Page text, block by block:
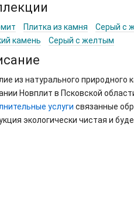
Плитка из камня Серый с
камень
Серый с желтым
из натурального
Новплит в Псковской
услуги связанные
экологически чистая и